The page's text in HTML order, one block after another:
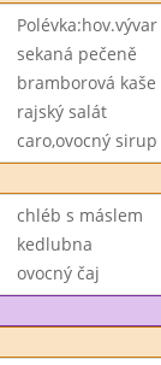
sekaná pečeně
bramborová
rajský salát
caro,ovocný sirup
chléb s máslem
kedlubna
ovocný čaj